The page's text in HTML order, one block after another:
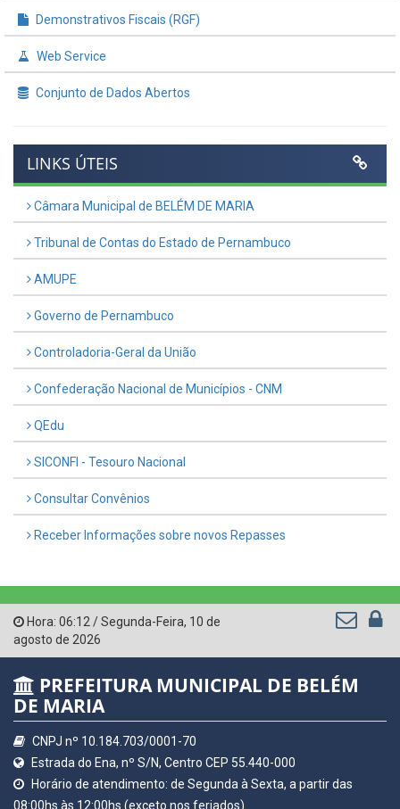
Demonstrativos Fiscais (RGF)
Web Service
Conjunto de Dados Abertos
LINKS ÚTEIS
Câmara Municipal de BELÉM DE MARIA
Tribunal de Contas do Estado de Pernambuco
AMUPE
Governo de Pernambuco
Controladoria-Geral da União
Confederação Nacional de Municípios - CNM
QEdu
SICONFI - Tesouro Nacional
Consultar Convênios
Receber Informações sobre novos Repasses
Hora: 06:12 /Segunda-Feira, 10 de
agosto de 2026
PREFEITURA MUNICIPAL DE BELÉM
DE MARIA
CNPJ nº 10.184.703/0001-70
Estrada do Ena, nº S/N, Centro CEP 55.440-000
Horário de atendimento: de Segunda à Sexta, a partir das
08:00hs às 12:00hs (exceto nos feriados)